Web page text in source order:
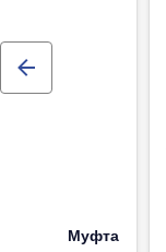
Муфта